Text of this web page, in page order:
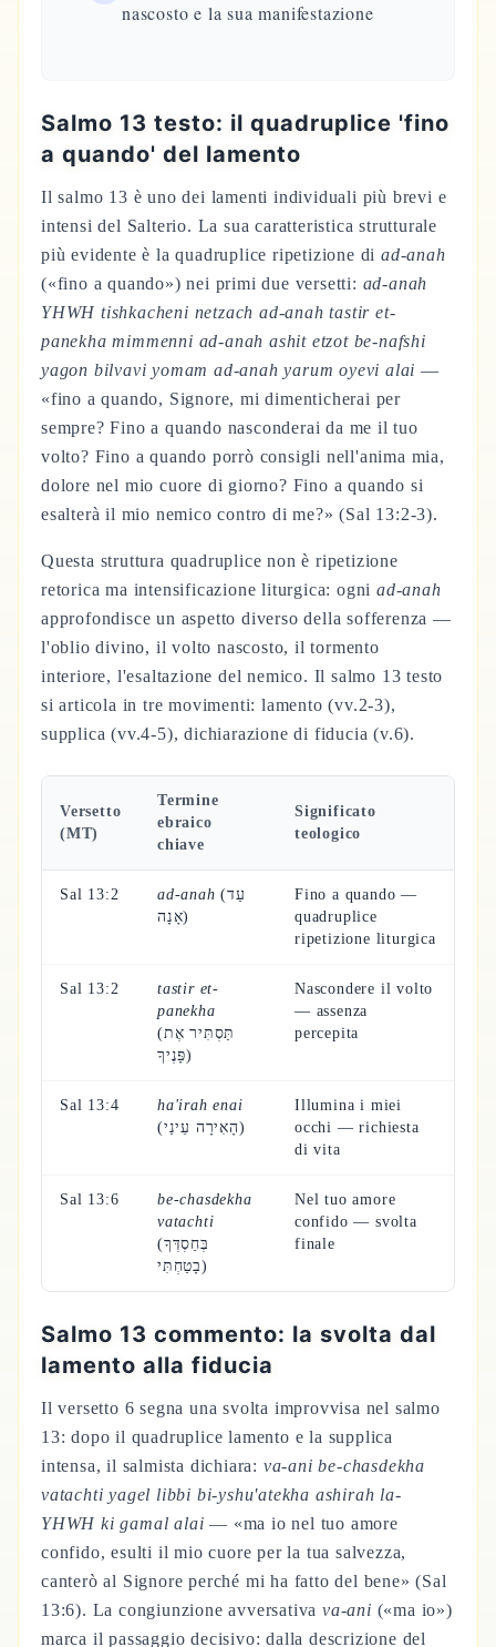
nascosto e la sua manifestazione
Salmo 13 testo: il quadruplice 'fino
a quando' del lamento
Il salmo 13 è uno dei lamenti individuali più brevi e
intensi del Salterio. La sua caratteristica strutturale
più evidente è la quadruplice ripetizione di ad-anah
(«fino a quando») nei primi due versetti: ad-anah
YHWH tishkacheni netzach ad-anah tastir et-
panekha mimmenni ad-anah ashit etzot be-nafshi
yagon bilvavi yomam ad-anah yarum oyevi alai —
«fino a quando, Signore, mi dimenticherai per
sempre? Fino a quando nasconderai da me il tuo
volto? Fino a quando porrò consigli nell'anima mia,
dolore nel mio cuore di giorno? Fino a quando si
esalterà il mio nemico contro di me?» (Sal 13:2-3).
Questa struttura quadruplice non è ripetizione
retorica ma intensificazione liturgica: ogni ad-anah
approfondisce un aspetto diverso della sofferenza —
l'oblio divino, il volto nascosto, il tormento
interiore, l'esaltazione del nemico. Il salmo 13 testo
si articola in tre movimenti: lamento (vv.2-3),
supplica (vv.4-5), dichiarazione di fiducia (v.6).
Versetto
(MT)
Termine
ebraico
chiave
Significato
teologico
Sal 13:2 ad-anah (עַד
אָנָה)
Fino a quando —
quadruplice
ripetizione liturgica
Sal 13:2
tastir et-
panekha
(תַּסְתִּיר אֶת
פָּנֶיךָ)
Nascondere il volto
— assenza
percepita
Sal 13:4
ha'irah enai
(הָאִירָה עֵינַי)
Illumina i miei
occhi — richiesta
di vita
Sal 13:6
be-chasdekha
vatachti
(בְּחַסְדְּךָ
בָטַחְתִּי)
Nel tuo amore
confido — svolta
finale
Salmo 13 commento: la svolta dal
lamento alla fiducia
Il versetto 6 segna una svolta improvvisa nel salmo
13: dopo il quadruplice lamento e la supplica
intensa, il salmista dichiara: va-ani be-chasdekha
vatachti yagel libbi bi-yshu'atekha ashirah la-
YHWH ki gamal alai — «ma io nel tuo amore
confido, esulti il mio cuore per la tua salvezza,
canterò al Signore perché mi ha fatto del bene» (Sal
13:6). La congiunzione avversativava-ani («ma io»)
marca il passaggio decisivo: dalla descrizione del